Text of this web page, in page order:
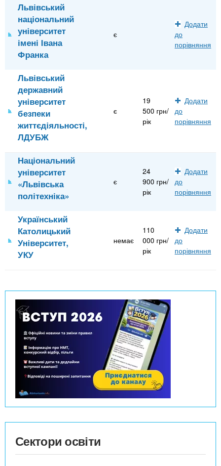
Львівський
національний
університет
імені Івана
Франка
є
Додати
до
порівняння
Львівський
державний
університет
безпеки
життєдіяльності,
ЛДУБЖ
є
19
500 грн/
рік
Додати
до
порівняння
Національний
університет
«Львівська
політехніка»
є
24
900 грн/
рік
Додати
до
порівняння
Український
Католицький
Університет,
УКУ
немає
110
000 грн/
рік
Додати
до
порівняння
Сектори освіти